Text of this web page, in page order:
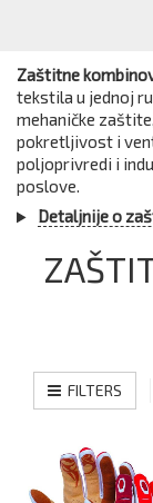
Zaštitne
tekstila u jednoj
mehaničke
pokretljivost i
poljoprivredi i
poslove.
Detaljnije o
FILTERS